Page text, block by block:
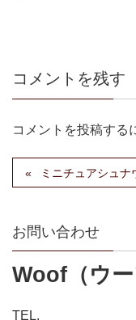
コメントを残す
コメントを投稿する
ミニチュアシュ
お問い合わせ
Woof（ウー
TEL.